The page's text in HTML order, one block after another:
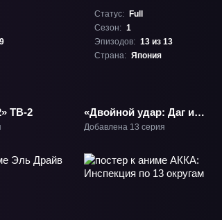
ТВ-2
Статус:
Full
Сезон: 1
Эпизодов: 13 из 13
Страна: Япония
«Двойной удар: Даг и
Кирилл» ТВ-1
Добавлена 13 серия